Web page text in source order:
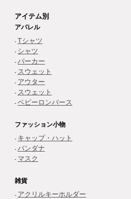
アイテム別
アパレル
Tシャツ
シャツ
パーカー
スウェット
アウター
スウェット
ベビーロンパース
ファッション小物
キャップ・ハット
バンダナ
マスク
雑貨
アクリルキーホルダー